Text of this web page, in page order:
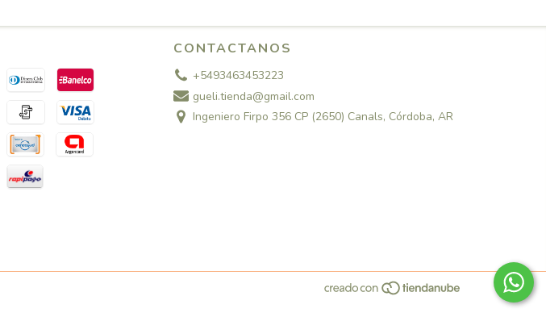
CONTACTANOS
+5493463453223
gueli.tienda@gmail.com
Ingeniero Firpo 356 CP (2650) Canals, Córdoba, AR